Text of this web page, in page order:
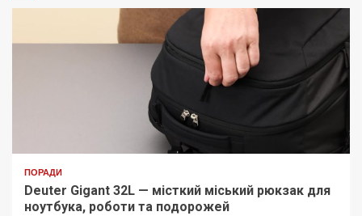
ПОРАДИ
Deuter Gigant 32L — місткий міський рюкзак для
ноутбука, роботи та подорожей